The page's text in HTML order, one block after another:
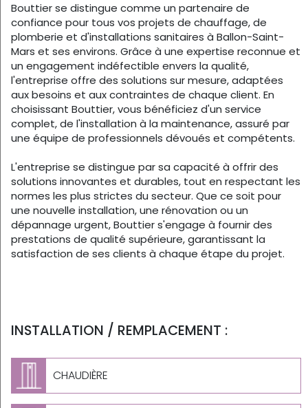
Bouttier se distingue comme un partenaire de
confiance pour tous vos projets de chauffage, de
plomberie et d'installations sanitaires à Ballon-Saint-
Mars et ses environs. Grâce à une expertise reconnue et
un engagement indéfectible envers la qualité,
l'entreprise offre des solutions sur mesure, adaptées
aux besoins et aux contraintes de chaque client. En
choisissant Bouttier, vous bénéficiez d'un service
complet, de l'installation à la maintenance, assuré par
une équipe de professionnels dévoués et compétents.
L'entreprise se distingue par sa capacité à offrir des
solutions innovantes et durables, tout en respectant les
normes les plus strictes du secteur. Que ce soit pour
une nouvelle installation, une rénovation ou un
dépannage urgent, Bouttier s'engage à fournir des
prestations de qualité supérieure, garantissant la
satisfaction de ses clients à chaque étape du projet.
INSTALLATION / REMPLACEMENT :
CHAUDIÈRE